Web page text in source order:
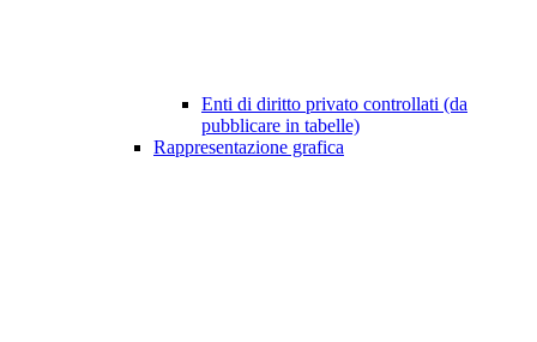
Enti di diritto privato controllati (da
pubblicare in tabelle)
Rappresentazione grafica